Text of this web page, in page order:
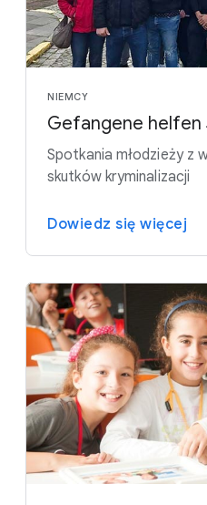
NIEMCY
Gefangene helfen
Spotkania młodzieży z
skutków kryminalizacji
Dowiedz się więcej